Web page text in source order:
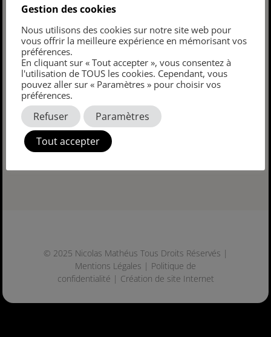
@nicolas4matheus
contact@matheusphoto.com
© 2025 Nicolas Mathéus Tous Droits Réservés |
Mentions Légales | Politique de
confidentialité | Création de site Internet
Gestion des cookies
Nous utilisons des cookies sur notre site web pour
vous offrir la meilleure expérience en mémorisant vos
préférences.
En cliquant sur « Tout accepter », vous consentez à
l'utilisation de TOUS les cookies. Cependant, vous
pouvez aller sur « Paramètres » pour choisir vos
préférences.
Refuser
Paramètres
Tout accepter